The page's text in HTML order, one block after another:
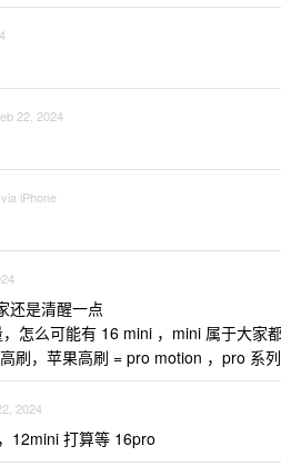
22, 2024
iPhone
还是清醒一点
怎么可能有 16 mini ，mini 属于大家
刷，苹果高刷 = pro motion ，pro 系列
2024
12mini 打算等 16pro